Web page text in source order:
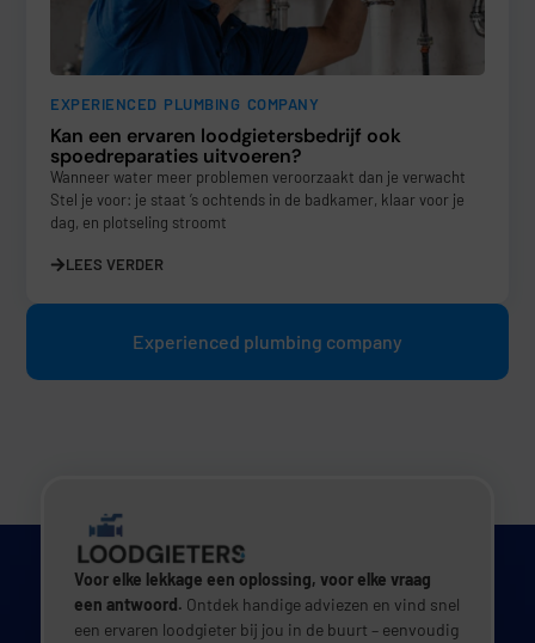
EXPERIENCED PLUMBING COMPANY
Kan een ervaren loodgietersbedrijf ook
spoedreparaties uitvoeren?
Wanneer water meer problemen veroorzaakt dan je verwacht
Stel je voor: je staat ’s ochtends in de badkamer, klaar voor je
dag, en plotseling stroomt
LEES VERDER
Experienced plumbing company
Voor elke lekkage een oplossing, voor elke vraag
een antwoord. Ontdek handige adviezen en vind snel
een ervaren loodgieter bij jou in de buurt – eenvoudig